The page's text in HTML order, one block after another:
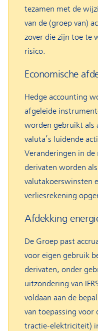
tezamen met de
van de (groep van)
zover die zijn toe te
risico.
Economische
Hedge accounting
afgeleide
worden gebruikt als
valuta’s luidende
Veranderingen in de
derivaten worden
valutakoerswinsten
verliesrekening
Afdekking
De Groep past
voor eigen gebruik
derivaten, onder
uitzondering van
voldaan aan de
van toepassing voor
tractie-elektriciteit)